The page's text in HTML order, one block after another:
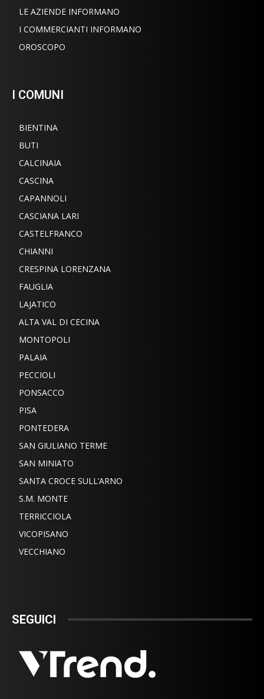
LE AZIENDE INFORMANO
I COMMERCIANTI INFORMANO
OROSCOPO
I COMUNI
BIENTINA
BUTI
CALCINAIA
CASCINA
CAPANNOLI
CASCIANA LARI
CASTELFRANCO
CHIANNI
CRESPINA LORENZANA
FAUGLIA
LAJATICO
ALTA VAL DI CECINA
MONTOPOLI
PALAIA
PECCIOLI
PONSACCO
PISA
PONTEDERA
SAN GIULIANO TERME
SAN MINIATO
SANTA CROCE SULL’ARNO
S.M. MONTE
TERRICCIOLA
VICOPISANO
VECCHIANO
SEGUICI